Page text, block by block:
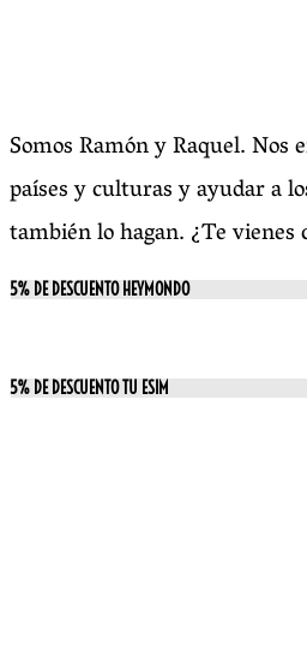
Somos Ramón y Raquel. Nos
países y culturas y ayudar a
también lo hagan. ¿Te vienes
5% DE DESCUENTO HEYMONDO
5% DE DESCUENTO TU ESIM